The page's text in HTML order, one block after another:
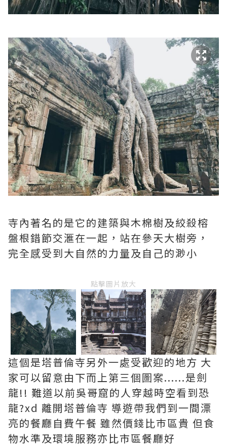
寺內著名的是它的建築與木棉樹及絞殺榕
盤根錯節交滙在一起，站在參天大樹旁，
完全感受到大自然的力量及自己的渺小
點擊圖片放大
這個是塔普倫寺另外一處受歡迎的地方 大
家可以留意由下而上第三個圖案......是劍
龍!! 難道以前吳哥窟的人穿越時空看到恐
龍?xd 離開塔普倫寺 導遊帶我們到一間漂
亮的餐廳自費午餐 雖然價錢比巿區貴 但食
物水準及環境服務亦比市區餐廳好